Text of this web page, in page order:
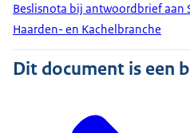
Beslisnota bij antwoordbrief aan
Haarden- en Kachelbranche
Dit document is een